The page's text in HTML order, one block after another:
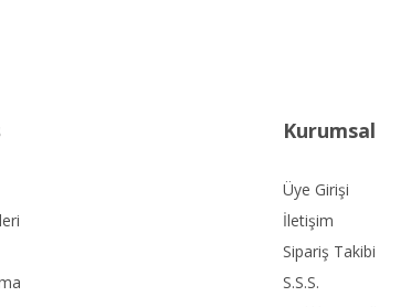
Kurumsal
Üye Girişi
İletişim
Sipariş Takibi
S.S.S.